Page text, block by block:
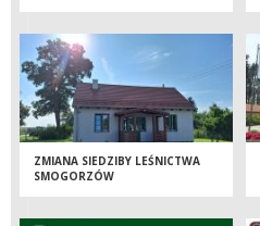
ZMIANA SIEDZIBY LEŚNICTWA
SMOGORZÓW